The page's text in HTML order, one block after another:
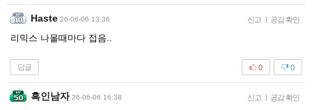
Haste 26-06-06 13:36 신고 | 공감 확인
리믹스 나올때마다 접음..
답글 0
0
흑인남자 26-06-06 16:38 신고 | 공감 확인